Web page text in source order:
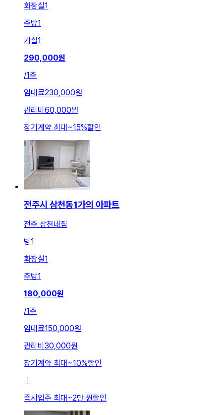
화장실1
주방1
거실1
290,000원
/1주
임대료230,000원
관리비 60,000원
장기계약 최대~15%할인
전주시 삼천동1가의 아파트
전주 삼천네집
방1
화장실1
주방1
180,000원
/1주
임대료150,000원
관리비 30,000원
장기계약 최대 ~10%할인
즉시입주 최대 ~2만 원할인